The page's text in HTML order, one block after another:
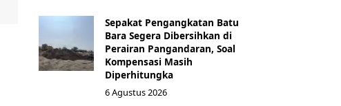
Sepakat Pengangkatan Batu
Bara Segera Dibersihkan di
Perairan Pangandaran, Soal
Kompensasi Masih
Diperhitungka
6 Agustus 2026